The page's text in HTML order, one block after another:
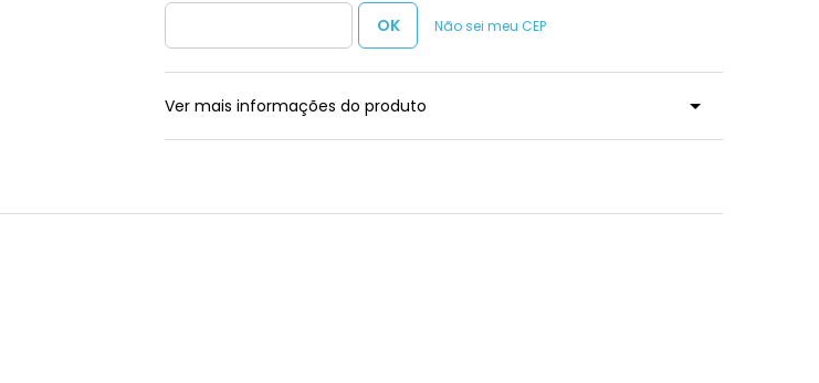
Não sei meu CEP
Ver mais informações do produto